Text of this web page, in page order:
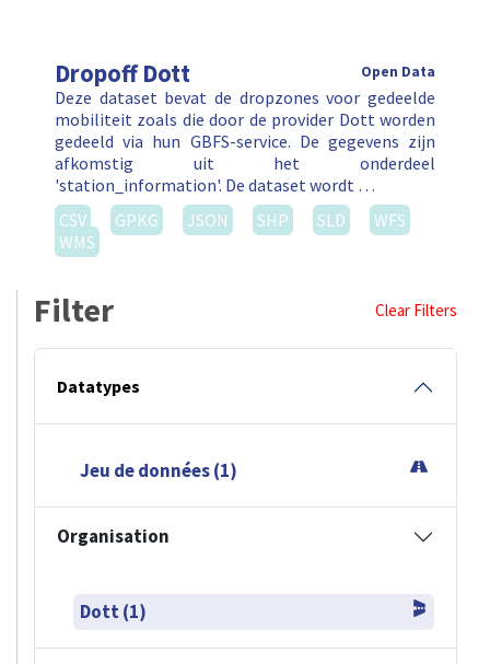
Dropoff Dott Open Data
Deze dataset bevat de dropzones voor gedeelde
mobiliteit zoals die door de provider Dott worden
gedeeld via hun GBFS-service. De gegevens zijn
afkomstig uit het onderdeel
'station_information'. De dataset wordt …
CSV
GPKG JSON SHP SLD
WFS
WMS
Filter Clear Filters
Datatypes
Jeu de données (1)
Organisation
Dott (1)